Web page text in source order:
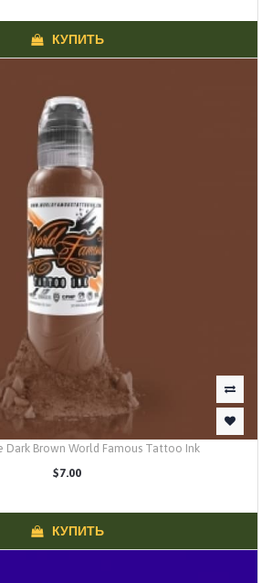
КУПИТЬ
Dark Brown World Famous Tattoo Ink
$7.00
КУПИТЬ